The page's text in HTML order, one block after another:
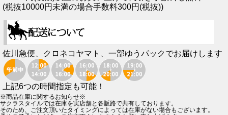
(税抜10000円未満の場合手数料300円(税抜))
佐川急便、クロネコヤマト、一部ゆうパックでお届けします
上記6つの時間指定も可能！
※商品在庫に関するお知らせ※
サクラスタイルでは在庫を実店舗と各販路で共有しております。
そのため、ご注文頂いたタイミングによっては在庫がない場合もございます。